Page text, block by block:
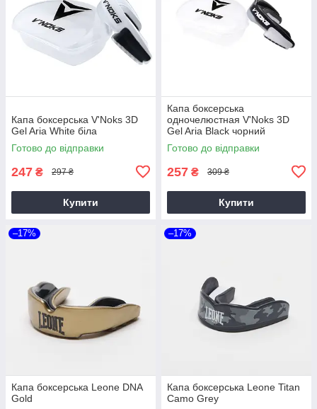
Капа боксерська V'Noks 3D
Gel Aria White біла
Готово до відправки
247 ₴ 297 ₴
Купити
Капа боксерська
одночелюстная V'Noks 3D
Gel Aria Black чорний
Готово до відправки
257 ₴ 309 ₴
Купити
–17%
Капа боксерська Leone DNA
Gold
–17%
Капа боксерська Leone Titan
Camo Grey